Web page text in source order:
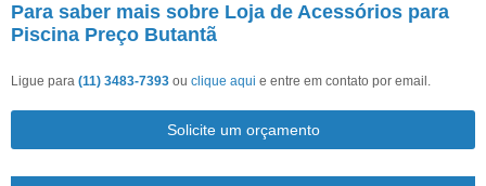
Para saber mais sobre Loja de Acessórios para
Piscina Preço Butantã
Ligue para (11) 3483-7393 ou clique aqui e entre em contato por email.
Solicite um orçamento